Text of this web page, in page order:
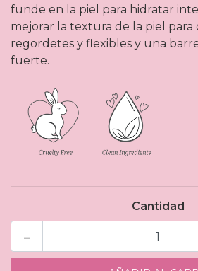
funde en la piel para hidratar
mejorar la textura de la piel
regordetes y flexibles y una
fuerte.
Cantidad
-